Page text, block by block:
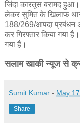
जिंदा कारतूस बरामद
लेकर सुमित के खिलाफ
188/269/आपदा प्रबंधन
कर गिरफ्तार किया गया
गया हैं।
सलाम खाकी न्यूज से
Sumit Kumar - May
Share